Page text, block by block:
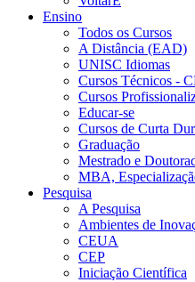
Ensino
Todos os Cursos
A Distância (EAD)
UNISC Idiomas
Cursos Técnicos -
Cursos
Educar-se
Cursos de Curta
Graduação
Mestrado e
MBA,
Pesquisa
A Pesquisa
Ambientes de
CEUA
CEP
Iniciação Científica